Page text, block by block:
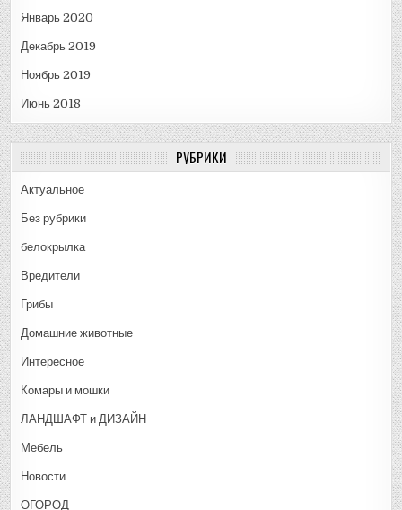
Январь 2020
Декабрь 2019
Ноябрь 2019
Июнь 2018
РУБРИКИ
Актуальное
Без рубрики
белокрылка
Вредители
Грибы
Домашние животные
Интересное
Комары и мошки
ЛАНДШАФТ и ДИЗАЙН
Мебель
Новости
ОГОРОД